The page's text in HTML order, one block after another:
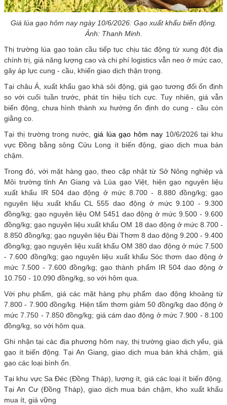
Giá lúa gạo hôm nay ngày 10/6/2026: Gạo xuất khẩu biến động.
Ảnh: Thanh Minh.
Thị trường lúa gạo toàn cầu tiếp tục chịu tác động từ xung đột địa
chính trị, giá năng lượng cao và chi phí logistics vẫn neo ở mức cao,
gây áp lực cung - cầu, khiến giao dịch thận trọng.
Tại châu Á, xuất khẩu gạo khá sôi động, giá gạo tương đối ổn định
so với cuối tuần trước, phát tín hiệu tích cực. Tuy nhiên, giá vẫn
biến động, chưa hình thành xu hướng ổn định do cung - cầu còn
giằng co.
Tại thị trường trong nước, giá lúa gạo hôm nay10/6/2026 tại khu
vực Đồng bằng sông Cửu Long ít biến động, giao dịch mua bán
chậm.
Trong đó, với mặt hàng gạo, theo cập nhật từ Sở Nông nghiệp và
Môi trường tỉnh An Giang và Lúa gạo Việt, hiện gạo nguyên liệu
xuất khẩu IR 504 dao động ở mức 8.700 - 8.880 đồng/kg; gạo
nguyên liệu xuất khẩu CL 555 dao động ở mức 9.100 - 9.300
đồng/kg; gạo nguyên liệu OM 5451 dao động ở mức 9.500 - 9.600
đồng/kg; gạo nguyên liệu xuất khẩu OM 18 dao động ở mức 8.700 -
8.850 đồng/kg; gạo nguyên liệu Đài Thơm 8 dao động 9.200 - 9.400
đồng/kg; gạo nguyên liệu xuất khẩu OM 380 dao động ở mức 7.500
- 7.600 đồng/kg; gạo nguyên liệu xuất khẩu Sóc thơm dao động ở
mức 7.500 - 7.600 đồng/kg; gạo thành phẩm IR 504 dao động ở
10.750 - 10.090 đồng/kg, so với hôm qua.
Với phụ phẩm, giá các mặt hàng phụ phẩm dao động khoảng từ
7.800 - 7.900 đồng/kg. Hiện tấm thơm giảm 50 đồng/kg dao động ở
mức 7.750 - 7.850 đồng/kg; giá cám dao động ở mức 7.900 - 8.100
đồng/kg, so với hôm qua.
Ghi nhận tại các địa phương hôm nay, thị trường giao dịch yếu, giá
gạo ít biến động. Tại An Giang, giao dịch mua bán khá chậm, giá
gạo các loại bình ổn.
Tại khu vực Sa Đéc (Đồng Tháp), lượng ít, giá các loại ít biến động.
Tại An Cư (Đồng Tháp), giao dịch mua bán chậm, kho xuất khẩu
mua ít, giá vững